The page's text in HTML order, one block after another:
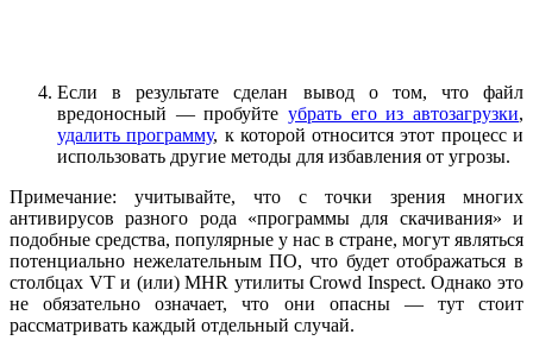
Если в результате сделан вывод о том, что файл
вредоносный — пробуйте убрать его из автозагрузки,
удалить программу, к которой относится этот процесс и
использовать другие методы для избавления от угрозы.
Примечание: учитывайте, что с точки зрения многих
антивирусов разного рода «программы для скачивания» и
подобные средства, популярные у нас в стране, могут являться
потенциально нежелательным ПО, что будет отображаться в
столбцах VT и (или) MHR утилиты Crowd Inspect. Однако это
не обязательно означает, что они опасны — тут стоит
рассматривать каждый отдельный случай.